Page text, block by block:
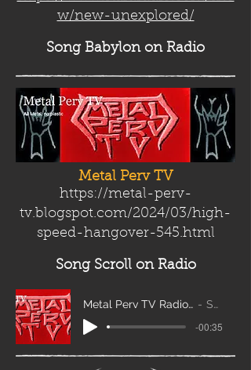
w/new-unexplored/
Song Babylonon Radio
Metal Perv TV
https://metal-perv-
tv.blogspot.com/2024/03/high-
speed-hangover-545.html
Song Scrollon Radio
Metal Perv TV Radio Scroll_edit2 Sanity
-00:35